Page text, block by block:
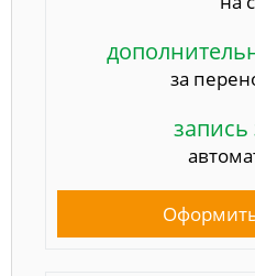
за
запись